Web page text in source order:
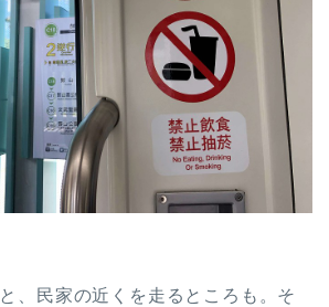
、民家の近くを走るところも。そ